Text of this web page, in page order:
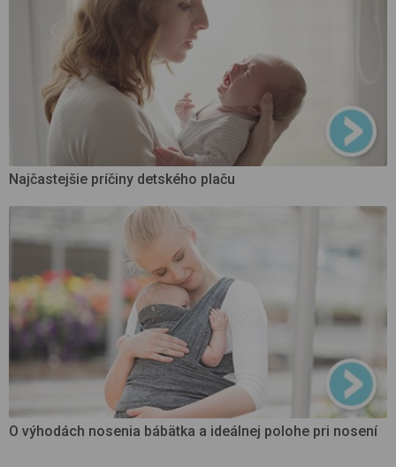
Najčastejšie príčiny detského plaču
O výhodách nosenia bábätka a ideálnej polohe pri nosení